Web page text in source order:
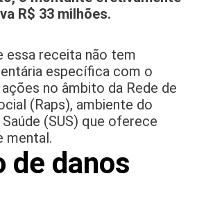
R$ 33 milhões.
essa receita não tem
específica com o
no âmbito da Rede de
(Raps), ambiente do
(SUS) que oferece
mental.
de danos